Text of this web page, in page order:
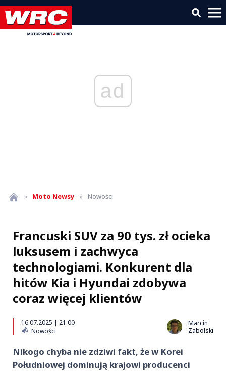
ad
» Moto Newsy » Nowości
Francuski SUV za 90 tys. zł ocieka
luksusem i zachwyca
technologiami. Konkurent dla
hitów Kia i Hyundai zdobywa
coraz więcej klientów
16.07.2025 | 21:00
Nowości
Marcin
Zabolski
Nikogo chyba nie zdziwi fakt, że w Korei
Południowej dominują krajowi producenci